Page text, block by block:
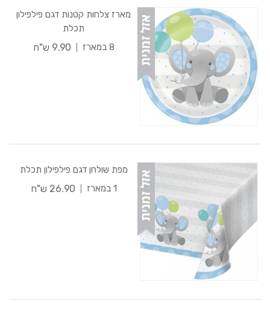
מארז צלחות קטנות דגם פילפילון
תכלת
8 במארז
9.90 ש"ח
מפת שולחן דגם פילפילון תכלת
1 במארז
26.90 ש"ח